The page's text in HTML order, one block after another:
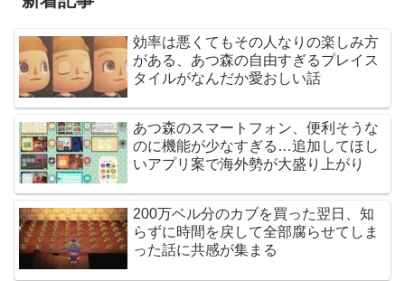
効率は悪くてもその人なりの楽しみ方
がある、あつ森の自由すぎるプレイス
タイルがなんだか愛おしい話
あつ森のスマートフォン、便利そうな
のに機能が少なすぎる…追加してほし
いアプリ案で海外勢が大盛り上がり
200万ベル分のカブを買った翌日、知
らずに時間を戻して全部腐らせてしま
った話に共感が集まる